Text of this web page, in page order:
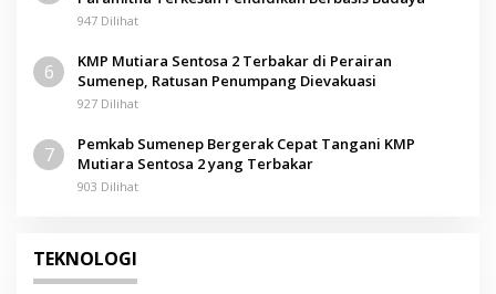
947 Dilihat
6
KMP Mutiara Sentosa 2 Terbakar di Perairan
Sumenep, Ratusan Penumpang Dievakuasi
927 Dilihat
7
Pemkab Sumenep Bergerak Cepat Tangani KMP
Mutiara Sentosa 2 yang Terbakar
903 Dilihat
TEKNOLOGI